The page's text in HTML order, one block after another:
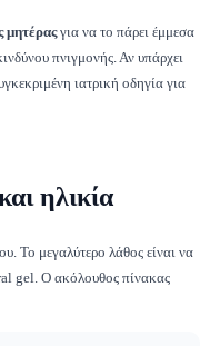
μητέραςγια να το πάρει έμμεσα
πνιγμονής. Αν υπάρχει
ιατρική οδηγία για
ηλικία
Το μεγαλύτερο λάθος είναι να
gel. Ο ακόλουθος πίνακας